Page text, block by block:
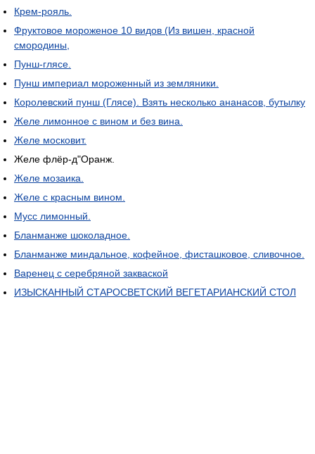
Крем-рояль.
Фруктовое мороженое 10 видов (Из вишен, красной
смородины,
Пунш-глясе.
Пунш империал мороженный из земляники.
Королевский пунш (Глясе). Взять несколько ананасов, бутылку
Желе лимонное с вином и без вина.
Желе московит.
Желе флёр-д"Оранж.
Желе мозаика.
Желе с красным вином.
Мусс лимонный.
Бланманже шоколадное.
Бланманже миндальное, кофейное, фисташковое, сливочное.
Варенец с серебряной закваской
ИЗЫСКАННЫЙ СТАРОСВЕТСКИЙ ВЕГЕТАРИАНСКИЙ СТОЛ